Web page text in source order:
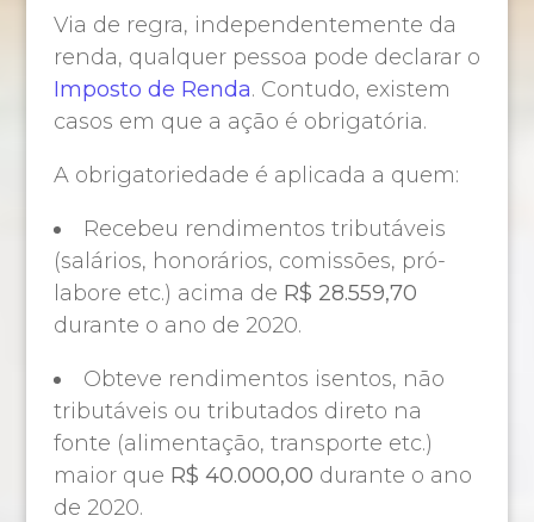
Via de regra, independentemente da
renda, qualquer pessoa pode declarar o
Imposto de Renda. Contudo, existem
casos em que a ação é obrigatória.
A obrigatoriedade é aplicada a quem:
Recebeu rendimentos tributáveis
(salários, honorários, comissões, pró-
labore etc.) acima de R$ 28.559,70
durante o ano de 2020.
Obteve rendimentos isentos, não
tributáveis ou tributados direto na
fonte (alimentação, transporte etc.)
maior que R$ 40.000,00 durante o ano
de 2020.